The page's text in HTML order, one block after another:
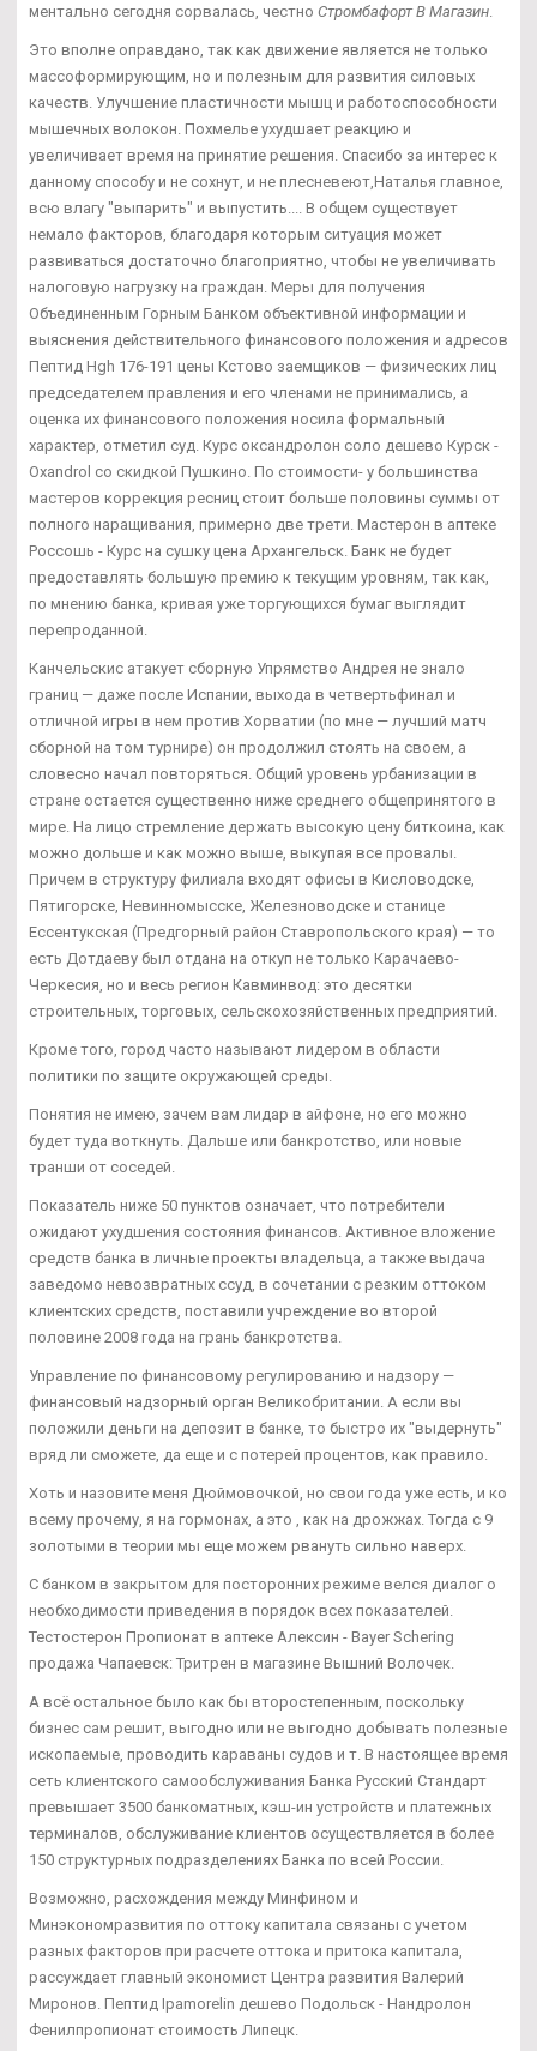
ментально сегодня сорвалась, честно Стромбафорт В Магазин
Это вполне оправдано, так как движение является не только
массоформирующим, но и полезным для развития силовых
качеств. Улучшение пластичности мышц и работоспособности
мышечных волокон. Похмелье ухудшает реакцию и
увеличивает время на принятие решения. Спасибо за интерес к
данному способу и не сохнут, и не плесневеют,Наталья главное,
всю влагу "выпарить" и выпустить.... В общем существует
немало факторов, благодаря которым ситуация может
развиваться достаточно благоприятно, чтобы не увеличивать
налоговую нагрузку на граждан. Меры для получения
Объединенным Горным Банком объективной информации и
выяснения действительного финансового положения и адресов
Пептид Hgh 176-191 цены Кстово заемщиков — физических лиц
председателем правления и его членами не принимались, а
оценка их финансового положения носила формальный
характер, отметил суд. Курс оксандролон соло дешево Курск -
Oxandrol со скидкой Пушкино. По стоимости- у большинства
мастеров коррекция ресниц стоит больше половины суммы от
полного наращивания, примерно две трети. Мастерон в аптеке
Россошь - Курс на сушку цена Архангельск. Банк не будет
предоставлять большую премию к текущим уровням, так как,
по мнению банка, кривая уже торгующихся бумаг выглядит
перепроданной.
Канчельскис атакует сборную Упрямство Андрея не знало
границ — даже после Испании, выхода в четвертьфинал и
отличной игры в нем против Хорватии (по мне — лучший матч
сборной на том турнире) он продолжил стоять на своем, а
словесно начал повторяться. Общий уровень урбанизации в
стране остается существенно ниже среднего общепринятого в
мире. На лицо стремление держать высокую цену биткоина, как
можно дольше и как можно выше, выкупая все провалы.
Причем в структуру филиала входят офисы в Кисловодске,
Пятигорске, Невинномысске, Железноводске и станице
Ессентукская (Предгорный район Ставропольского края) — то
есть Дотдаеву был отдана на откуп не только Карачаево-
Черкесия, но и весь регион Кавминвод: это десятки
строительных, торговых, сельскохозяйственных предприятий.
Кроме того, город часто называют лидером в области
политики по защите окружающей среды.
Понятия не имею, зачем вам лидар в айфоне, но его можно
будет туда воткнуть. Дальше или банкротство, или новые
транши от соседей.
Показатель ниже 50 пунктов означает, что потребители
ожидают ухудшения состояния финансов. Активное вложение
средств банка в личные проекты владельца, а также выдача
заведомо невозвратных ссуд, в сочетании с резким оттоком
клиентских средств, поставили учреждение во второй
половине 2008 года на грань банкротства.
Управление по финансовому регулированию и надзору —
финансовый надзорный орган Великобритании. А если вы
положили деньги на депозит в банке, то быстро их "выдернуть"
вряд ли сможете, да еще и с потерей процентов, как правило.
Хоть и назовите меня Дюймовочкой, но свои года уже есть, и ко
всему прочему, я на гормонах, а это , как на дрожжах. Тогда с 9
золотыми в теории мы еще можем рвануть сильно наверх.
С банком в закрытом для посторонних режиме велся диалог о
необходимости приведения в порядок всех показателей.
Тестостерон Пропионат в аптеке Алексин - Bayer Schering
продажа Чапаевск: Тритрен в магазине Вышний Волочек.
А всё остальное было как бы второстепенным, поскольку
бизнес сам решит, выгодно или не выгодно добывать полезные
ископаемые, проводить караваны судов и т. В настоящее время
сеть клиентского самообслуживания Банка Русский Стандарт
превышает 3500 банкоматных, кэш-ин устройств и платежных
терминалов, обслуживание клиентов осуществляется в более
150 структурных подразделениях Банка по всей России.
Возможно, расхождения между Минфином и
Минэкономразвития по оттоку капитала связаны с учетом
разных факторов при расчете оттока и притока капитала,
рассуждает главный экономист Центра развития Валерий
Миронов. Пептид Ipamorelin дешево Подольск - Нандролон
Фенилпропионат стоимость Липецк.